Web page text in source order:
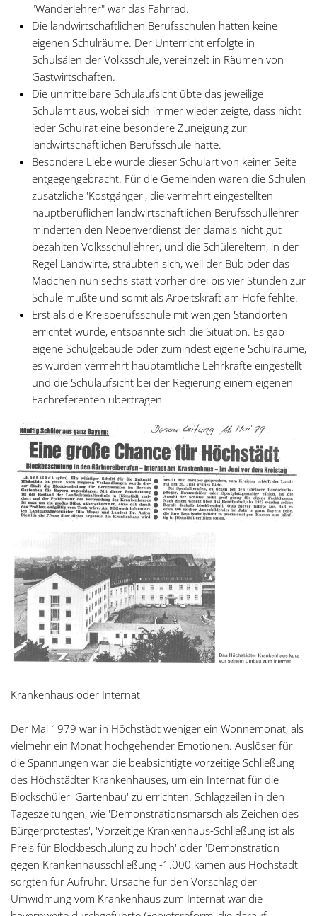
"Wanderlehrer" war das Fahrrad.
Die landwirtschaftlichen Berufsschulen hatten keine
eigenen Schulräume. Der Unterricht erfolgte in
Schulsälen der Volksschule, vereinzelt in Räumen von
Gastwirtschaften.
Die unmittelbare Schulaufsicht übte das jeweilige
Schulamt aus, wobei sich immer wieder zeigte, dass nicht
jeder Schulrat eine besondere Zuneigung zur
landwirtschaftlichen Berufsschule hatte.
Besondere Liebe wurde dieser Schulart von keiner Seite
entgegengebracht. Für die Gemeinden waren die Schulen
zusätzliche 'Kostgänger', die vermehrt eingestellten
hauptberuflichen landwirtschaftlichen Berufsschullehrer
minderten den Nebenverdienst der damals nicht gut
bezahlten Volksschullehrer, und die Schülereltern, in der
Regel Landwirte, sträubten sich, weil der Bub oder das
Mädchen nun sechs statt vorher drei bis vier Stunden zur
Schule mußte und somit als Arbeitskraft am Hofe fehlte.
Erst als die Kreisberufsschule mit wenigen Standorten
errichtet wurde, entspannte sich die Situation. Es gab
eigene Schulgebäude oder zumindest eigene Schulräume,
es wurden vermehrt hauptamtliche Lehrkräfte eingestellt
und die Schulaufsicht bei der Regierung einem eigenen
Fachreferenten übertragen
Krankenhaus oder Internat
Der Mai 1979 war in Höchstädt weniger ein Wonnemonat, als
vielmehr ein Monat hochgehender Emotionen. Auslöser für
die Spannungen war die beabsichtigte vorzeitige Schließung
des Höchstädter Krankenhauses, um ein Internat für die
Blockschüler 'Gartenbau' zu errichten. Schlagzeilen in den
Tageszeitungen, wie 'Demonstrationsmarsch als Zeichen des
Bürgerprotestes', 'Vorzeitige Krankenhaus-Schließung ist als
Preis für Blockbeschulung zu hoch' oder 'Demonstration
gegen Krankenhausschließung -1.000 kamen aus Höchstädt'
sorgten für Aufruhr. Ursache für den Vorschlag der
Umwidmung vom Krankenhaus zum Internat war die